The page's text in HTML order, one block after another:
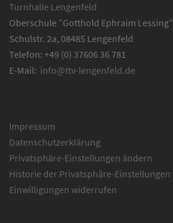
Turnhalle Lengenfeld
Oberschule ”Gotthold Ephraim Lessing”
Schulstr. 2a, 08485 Lengenfeld
Telefon: +49 (0) 37606 36 781
E-Mail: info@ttv-lengenfeld.de
Impressum
Datenschutzerklärung
Privatsphäre-Einstellungen ändern
Historie der Privatsphäre-Einstellungen
Einwilligungen widerrufen